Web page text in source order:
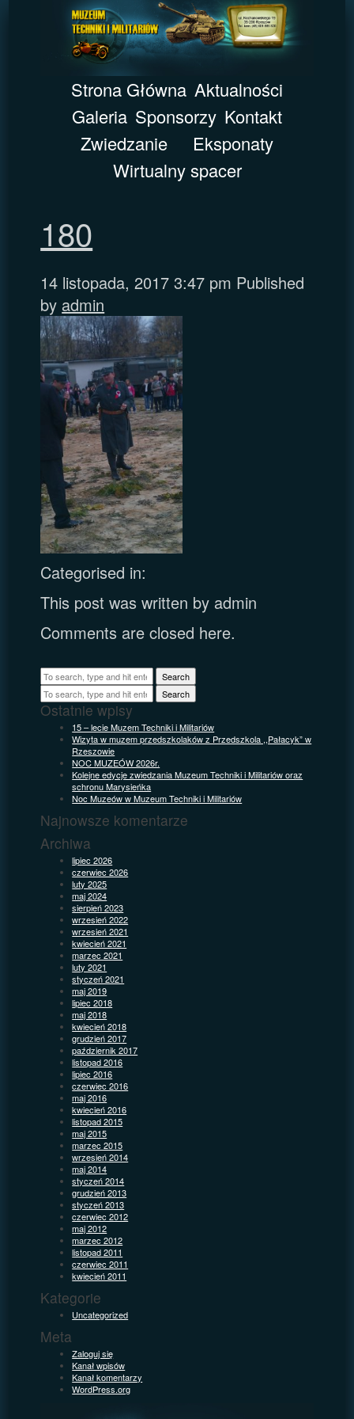
Strona Główna Aktualności
Galeria Sponsorzy Kontakt
Zwiedzanie
Eksponaty
Wirtualny spacer
180
14 listopada, 2017 3:47 pm Published
by admin
Categorised in:
This post was written by admin
Comments are closed here.
Search
Search
Ostatnie wpisy
15 – lecie Muzem Techniki i Militariów
Wizyta w muzem przedszkolaków z Przedszkola ,,Pałacyk” w
Rzeszowie
NOC MUZEÓW 2026r.
Kolejne edycje zwiedzania Muzeum Techniki i Militariów oraz
schronu Marysieńka
Noc Muzeów w Muzeum Techniki i Militariów
Najnowsze komentarze
Archiwa
lipiec 2026
czerwiec 2026
luty 2025
maj 2024
sierpień 2023
wrzesień 2022
wrzesień 2021
kwiecień 2021
marzec 2021
luty 2021
styczeń 2021
maj 2019
lipiec 2018
maj 2018
kwiecień 2018
grudzień 2017
październik 2017
listopad 2016
lipiec 2016
czerwiec 2016
maj 2016
kwiecień 2016
listopad 2015
maj 2015
marzec 2015
wrzesień 2014
maj 2014
styczeń 2014
grudzień 2013
styczeń 2013
czerwiec 2012
maj 2012
marzec 2012
listopad 2011
czerwiec 2011
kwiecień 2011
Kategorie
Uncategorized
Meta
Zaloguj się
Kanał wpisów
Kanał komentarzy
WordPress.org